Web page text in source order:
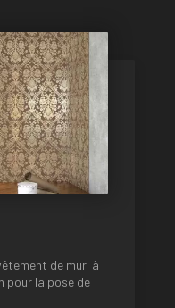
de mur à
pour la pose de